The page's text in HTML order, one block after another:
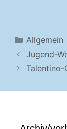
Kategorien
Allgemein
Jugend-